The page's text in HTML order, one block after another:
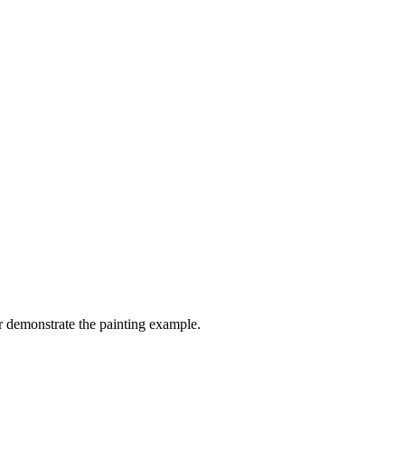
the painting example.